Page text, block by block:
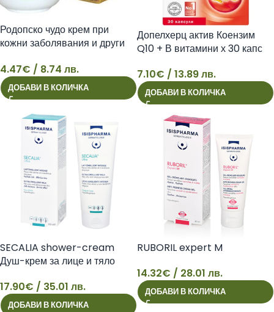
4
Родопско чудо крем при
кожни заболявания и други
4.47€ / 8.74 лв.
ДОБАВИ В КОЛИЧКА
7
Допелхерц актив Коензим
Q10 + В витамини х 30 капс
7.10€ / 13.89 лв.
ДОБАВИ В КОЛИЧКА
17
SECALIA shower-cream
Душ-крем за лице и тяло
17.90€ / 35.01 лв.
ДОБАВИ В КОЛИЧКА
14
RUBORIL expert M
14.32€ / 28.01 лв.
ДОБАВИ В КОЛИЧКА